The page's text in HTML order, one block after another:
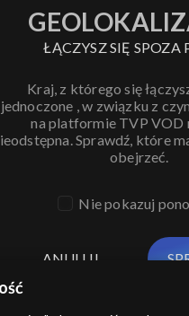
ŁĄCZYSZ SIĘ SPOZA
Kraj, z którego się
, w związku z
na platformie TVP VOD
Sprawdź, które
obejrzeć.
Nie pokazuj
ANULUJ